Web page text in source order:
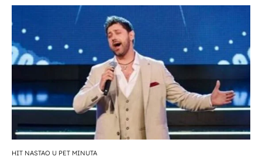
HIT NASTAO U PET MINUTA